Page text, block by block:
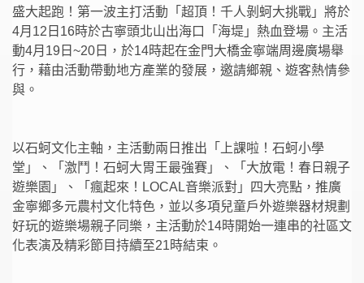
盛大起跑！第一波主打活動「超頂！千人剝蚵大挑戰」將於
4月12日16時於古寧頭北山出海口「海堤」熱血登場。主活
動4月19日~20日，於14時起在金門大橋金寧端周邊廣場舉
行，藉由活動帶動地方產業的發展，邀請鄉親、遊客熱情參
與。
以石蚵文化主軸，主活動兩日推出「上課啦！石蚵小學
堂」、「激鬥！石蚵大胃王最強賽」、「大放電！春日親子
遊樂園」、「瘋起來！LOCAL音樂派對」四大亮點，推廣
金寧鄉多元農村文化特色，並以多項兒童戶外遊樂器材規劃
好玩的遊樂場親子同樂，主活動於14時開始一連串的社區文
化表演及精彩節目持續至21時結束。